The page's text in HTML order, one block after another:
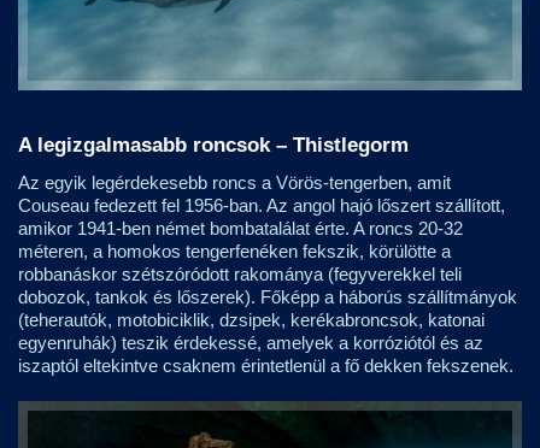
A legizgalmasabb roncsok – Thistlegorm
Az egyik legérdekesebb roncs a Vörös-tengerben, amit
Couseau fedezett fel 1956-ban. Az angol hajó lőszert szállított,
amikor 1941-ben német bombatalálat érte. A roncs 20-32
méteren, a homokos tengerfenéken fekszik, körülötte a
robbanáskor szétszóródott rakománya (fegyverekkel teli
dobozok, tankok és lőszerek). Főképp a háborús szállítmányok
(teherautók, motobiciklik, dzsipek, kerékabroncsok, katonai
egyenruhák) teszik érdekessé, amelyek a korróziótól és az
iszaptól eltekintve csaknem érintetlenül a fő dekken fekszenek.